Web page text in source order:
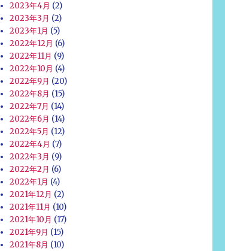
2023年4月 (2)
2023年3月 (2)
2023年1月 (5)
2022年12月 (6)
2022年11月 (9)
2022年10月 (4)
2022年9月 (20)
2022年8月 (15)
2022年7月 (14)
2022年6月 (14)
2022年5月 (12)
2022年4月 (7)
2022年3月 (9)
2022年2月 (6)
2022年1月 (4)
2021年12月 (2)
2021年11月 (10)
2021年10月 (17)
2021年9月 (15)
2021年8月 (10)